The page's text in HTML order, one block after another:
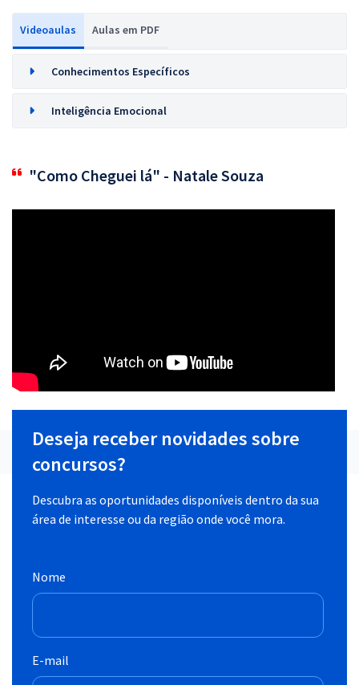
Videoaulas Aulas em PDF
Conhecimentos Específicos
Inteligência Emocional
"Como Cheguei lá" - Natale Souza
Deseja receber novidades sobre
concursos?
Descubra as oportunidades disponíveis dentro da sua
área de interesse ou da região onde você mora.
Nome
E-mail